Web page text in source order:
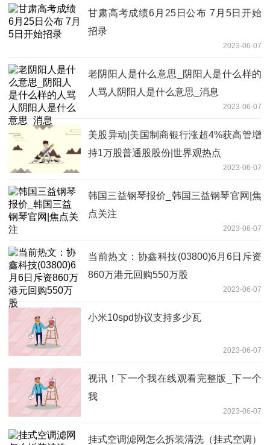
甘肃高考成绩6月25日公布 7月5日开始
招录
2023-06-07
老阴阳人是什么意思_阴阳人是什么样的
人骂人阴阳人是什么意思_消息
2023-06-07
美股异动|美国制商银行涨超4%获高管增
持1万股普通股股份|世界观热点
2023-06-07
韩国三益钢琴报价_韩国三益钢琴官网|焦
点关注
2023-06-07
当前热文：协鑫科技(03800)6月6日斥资
860万港元回购550万股
2023-06-07
小米10spd协议支持多少瓦
2023-06-07
视讯！下一个我在线观看完整版_下一个
我
2023-06-07
挂式空调滤网怎么拆装清洗（挂式空调）